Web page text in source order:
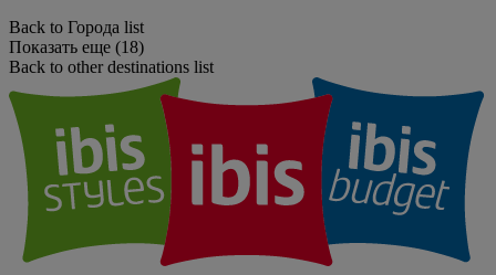
Back to Города list
Показать еще (18)
Back to other destinations list